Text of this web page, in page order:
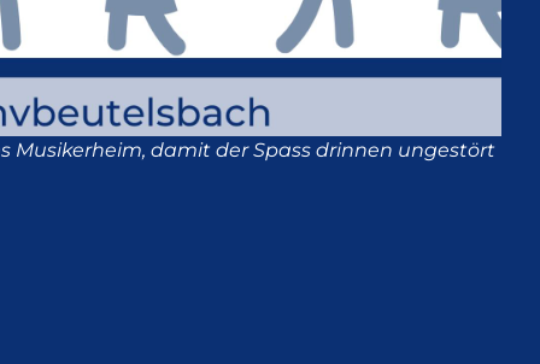
Musikerheim, damit der Spass drinnen ungestört